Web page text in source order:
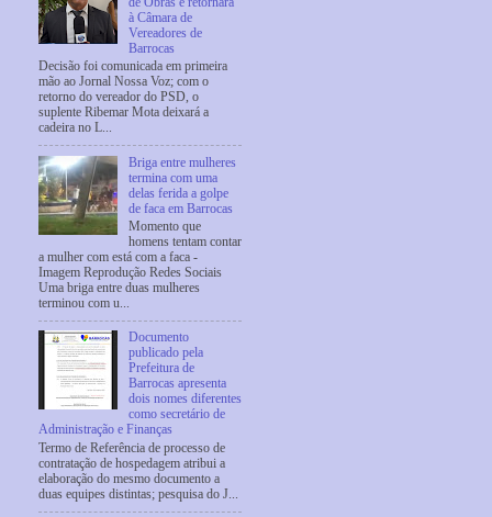
à Câmara de
Vereadores de
Barrocas
Decisão foi comunicada em primeira
mão ao Jornal Nossa Voz; com o
retorno do vereador do PSD, o
suplente Ribemar Mota deixará a
cadeira no L...
Briga entre mulheres
termina com uma
delas ferida a golpe
de faca em Barrocas
Momento que
homens tentam contar
a mulher com está com a faca -
Imagem Reprodução Redes Sociais
Uma briga entre duas mulheres
terminou com u...
Documento
publicado pela
Prefeitura de
Barrocas apresenta
dois nomes diferentes
como secretário de
Administração e Finanças
Termo de Referência de processo de
contratação de hospedagem atribui a
elaboração do mesmo documento a
duas equipes distintas; pesquisa do J...